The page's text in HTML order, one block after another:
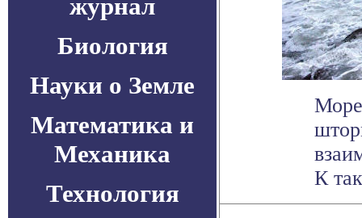
журнал
Биология
Науки о Земле
Математика и
Механика
Технология
К